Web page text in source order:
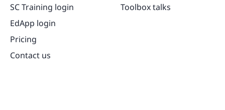
SC Training login
EdApp login
Pricing
Contact us
Toolbox talks